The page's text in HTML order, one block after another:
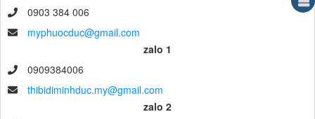
0903 384 006
myphuocduc@gmail.com
zalo 1
0909384006
thibidiminhduc.my@gmail.com
zalo 2